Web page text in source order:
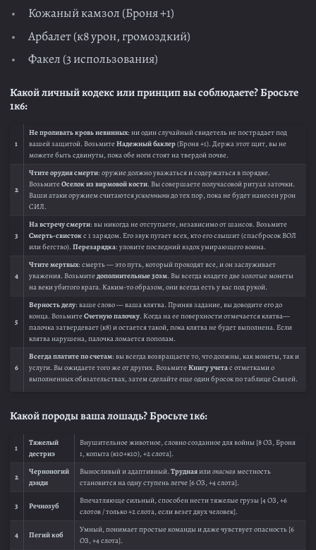
Кожаный камзол (Броня +1)
Арбалет (к8 урон, громоздкий)
Факел (3 использования)
Какой личный кодекс или принцип вы соблюдаете? Бросьте
1к6:
1
Не проливать кровь невинных: ни один случайный свидетель не пострадает под
вашей защитой. ВозьмитеНадежный баклер(Броня +1). Держа этот щит, вы не
можете быть сдвинуты, пока обе ноги стоят на твердой почве.
2
Чтите орудия смерти: оружие должно уважаться и содержаться в порядке.
ВозьмитеОселок из вирмовой кости. Вы совершаете получасовой ритуал заточки.
Ваши атаки оружием считаютсяусиленнымидо тех пор, пока не будет нанесен урон
СИЛ.
3
На встречу смерти: вы никогда не отступаете, независимо от шансов. Возьмите
Смерть-свистокс 1 зарядом. Его звук пугает всех, кто его слышит (спасбросок ВОЛ
или бегство). Перезарядка: уловите последний вздох умирающего воина.
4
Чтите мертвых: смерть — это путь, который проходят все, и он заслуживает
уважения. Возьмитедополнительные 30зм. Вы всегда кладете две золотые монеты
на веки убитого врага. Каким-то образом, они всегда есть у вас под рукой.
5
Верность делу: ваше слово — ваша клятва. Приняв задание, вы доводите его до
конца. ВозьмитеСчетную палочку. Когда на ее поверхности отмечается клятва—
палочка затвердевает (к8) и остается такой, пока клятва не будет выполнена. Если
клятва нарушена, палочка ломается пополам.
6
Всегда платите по счетам: вы всегда возвращаете то, что должны, как монеты, так и
услуги. Вы ожидаете того же от других. ВозьмитеКнигу учетас отметками о
выполненных обязательствах, затем сделайте еще один бросок по таблице Связей.
Какой породы ваша лошадь? Бросьте 1к6:
1
Тяжелый
дестриэ
Внушительное животное, словно созданное для войны [8 ОЗ, Броня
1, копыта (к10+к10), +2 слота].
2
Черноногий
дэнди
Выносливый и адаптивный. Труднаяилиопасная местность
становится на одну ступень легче [6 ОЗ, +4 слота].
3 Речнозуб
Впечатляюще сильный, способен нести тяжелые грузы [4 ОЗ, +6
слотов / только +2 слота, если везет двух человек].
4 Пегий коб
Умный, понимает простые команды и даже чувствует опасность [6
ОЗ, +4 слота].